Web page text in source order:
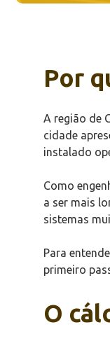
Por
A região de
cidade
instalado
Como
a ser mais
sistemas
Para
primeiro
O